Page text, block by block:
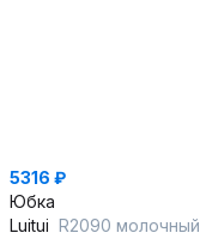
5316 ₽
Юбка
Luitui R2090 молочный